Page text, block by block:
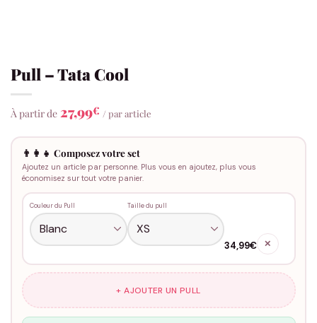
Pull – Tata Cool
À partir de 27,99€ / par article
👨‍👩‍👧 Composez votre set
Ajoutez un article par personne. Plus vous en ajoutez, plus vous
économisez sur tout votre panier.
Couleur du Pull Taille du pull
34,99€ ✕
+ AJOUTER UN PULL